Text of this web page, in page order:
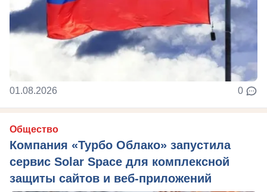
01.08.2026 0
Общество
Компания «Турбо Облако» запустила
сервис Solar Space для комплексной
защиты сайтов и веб-приложений